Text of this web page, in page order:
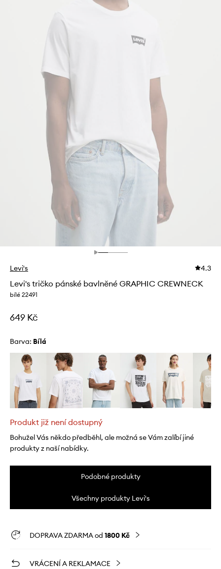
Levi's 4.3
Levi's tričko pánské bavlněné GRAPHIC CREWNECK
bílé 22491
649 Kč
Barva: bílá
Produkt již není dostupný
Bohužel Vás někdo předběhl, ale možná se Vám zalíbí jiné
produkty z naší nabídky.
Podobné produkty
Všechny produkty Levi's
DOPRAVA ZDARMA od 1800 Kč
VRÁCENÍ A REKLAMACE